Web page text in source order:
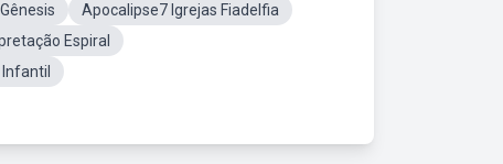
Apocalipse7 Igrejas Fiadelfia
Espiral